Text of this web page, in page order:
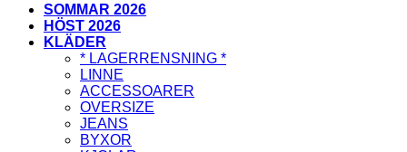
SOMMAR 2026
HÖST 2026
KLÄDER
* LAGERRENSNING *
LINNE
ACCESSOARER
OVERSIZE
JEANS
BYXOR